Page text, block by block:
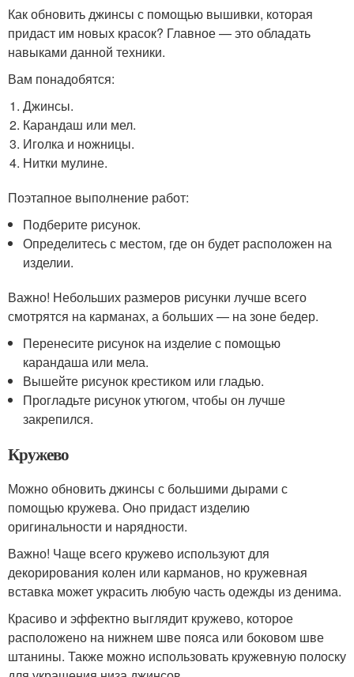
Как обновить джинсы с помощью вышивки, которая
придаст им новых красок? Главное — это обладать
навыками данной техники.
Вам понадобятся:
Джинсы.
Карандаш или мел.
Иголка и ножницы.
Нитки мулине.
Поэтапное выполнение работ:
Подберите рисунок.
Определитесь с местом, где он будет расположен на
изделии.
Важно! Небольших размеров рисунки лучше всего
смотрятся на карманах, а больших — на зоне бедер.
Перенесите рисунок на изделие с помощью
карандаша или мела.
Вышейте рисунок крестиком или гладью.
Прогладьте рисунок утюгом, чтобы он лучше
закрепился.
Кружево
Можно обновить джинсы с большими дырами с
помощью кружева. Оно придаст изделию
оригинальности и нарядности.
Важно! Чаще всего кружево используют для
декорирования колен или карманов, но кружевная
вставка может украсить любую часть одежды из денима.
Красиво и эффектно выглядит кружево, которое
расположено на нижнем шве пояса или боковом шве
штанины. Также можно использовать кружевную полоску